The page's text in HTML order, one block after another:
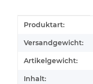
Produkteigenschaft
Wert
Produktart:
Versandgewicht:
Artikelgewicht:
Inhalt: